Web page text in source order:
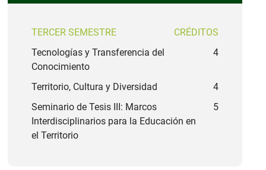
TERCER SEMESTRE
CRÉDITOS
Tecnologías y Transferencia del
Conocimiento
4
Territorio, Cultura y Diversidad
4
Seminario de Tesis III: Marcos
Interdisciplinarios para la Educación en
el Territorio
5